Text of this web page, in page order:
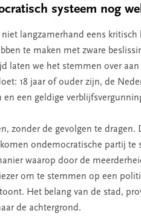
systeem nog
langzamerhand eens
te maken met zware
laten we het stemmen over
18 jaar of ouder zijn, de
een geldige
zonder de gevolgen te
ondemocratische partij te
waarop door de
om te stemmen op een
Het belang van de stad,
de achtergrond.